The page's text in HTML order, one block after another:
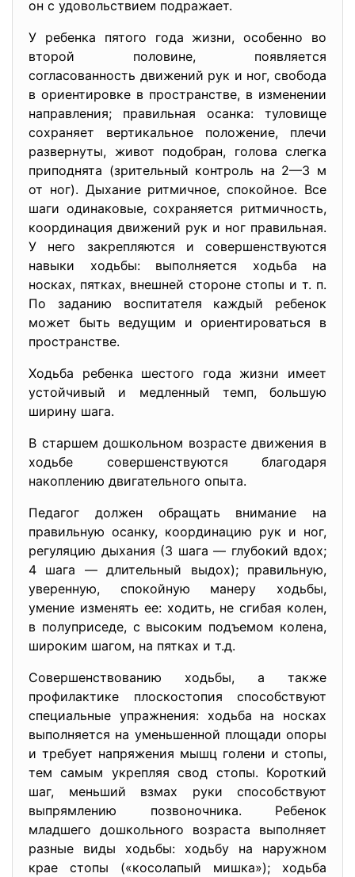
он с удовольствием подра­жает.
У ребенка пятого года жизни, особенно во
второй половине, появляется
согласованность движений рук и ног, свобода
в ориен­тировке в пространстве, в изменении
направления; правильная осанка: туловище
сохраняет вертикальное положение, плечи
раз­вернуты, живот подобран, голова слегка
приподнята (зрительный контроль на 2—3 м
от ног). Дыхание ритмичное, спокойное. Все
шаги одинаковые, сохраняется ритмичность,
координация дви­жений рук и ног правильная.
У него закрепляются и совершенству­ются
навыки ходьбы: выполняется ходьба на
носках, пятках, внеш­ней стороне стопы и т. п.
По заданию воспитателя каждый ребенок
может быть ведущим и ориентироваться в
пространстве.
Ходьба ребенка шестого года жизни имеет
устойчивый и мед­ленный темп, большую
ширину шага.
В старшем дошкольном возрасте движения в
ходьбе совершен­ствуются благодаря
накоплению двигательного опыта.
Педагог должен обращать внимание на
правильную осанку, координацию рук и ног,
регуляцию дыхания (3 шага — глубокий вдох;
4 шага — длительный выдох); правильную,
уверенную, спо­койную манеру ходьбы,
умение изменять ее: ходить, не сгибая колен,
в полуприседе, с высоким подъемом колена,
широким ша­гом, на пятках и т.д.
Совершенствованию ходьбы, а также
профилактике плоскосто­пия способствуют
специальные упражнения: ходьба на носках
вы­полняется на уменьшенной площади опоры
и требует напряжения мышц голени и стопы,
тем самым укрепляя свод стопы. Короткий
шаг, меньший взмах руки способствуют
выпрямлению позвоноч­ника. Ребенок
младшего дошкольного возраста выполняет
разные виды ходьбы: ходьбу на наружном
крае стопы («косолапый миш­ка»); ходьба